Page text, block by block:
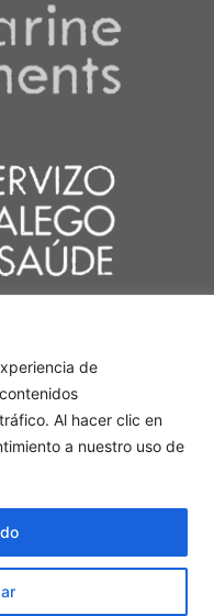
de
Al hacer clic en
a nuestro uso de